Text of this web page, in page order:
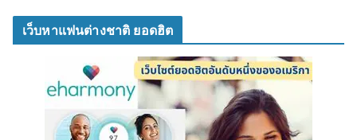
เว็บหาแฟนต่างชาติ ยอดฮิต